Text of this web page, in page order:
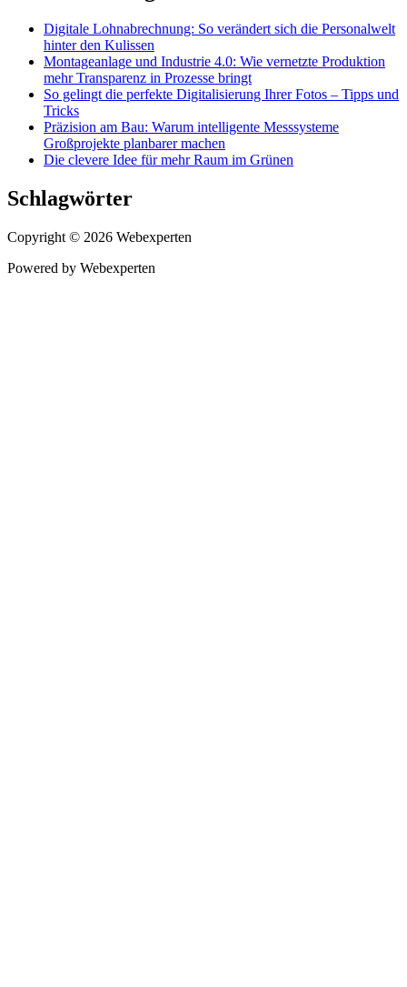
Digitale Lohnabrechnung: So verändert sich die Personalwelt
hinter den Kulissen
Montageanlage und Industrie 4.0: Wie vernetzte Produktion
mehr Transparenz in Prozesse bringt
So gelingt die perfekte Digitalisierung Ihrer Fotos – Tipps und
Tricks
Präzision am Bau: Warum intelligente Messsysteme
Großprojekte planbarer machen
Die clevere Idee für mehr Raum im Grünen
Schlagwörter
Copyright © 2026 Webexperten
Powered by Webexperten